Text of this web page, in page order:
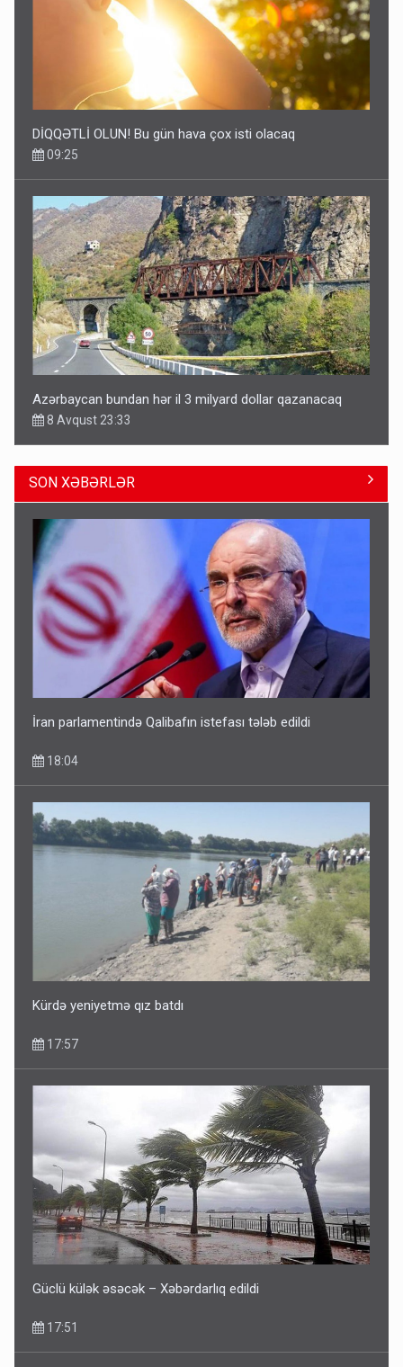
DİQQƏTLİ OLUN! Bu gün hava çox isti olacaq
09:25
Azərbaycan bundan hər il 3 milyard dollar qazanacaq
8 Avqust 23:33
Avtomobil sahiblərinin nəzərinə: Kasko bahalaşır -
SƏBƏBLƏR
Dünyanı idarə edənlər insanlığın başını bu şou ilə qatır
14:22
Fırıldaqçıların yeni silahı: Süni intellekt - Bunları etməzdən
əvvəl diqqətli olun
10:56
SON XƏBƏRLƏR
İran parlamentində Qalibafın istefası tələb edildi
18:04
Kürdə yeniyetmə qız batdı
17:57
Güclü külək əsəcək – Xəbərdarlıq edildi
17:51